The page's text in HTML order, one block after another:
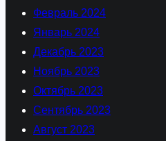
Февраль 2024
Январь 2024
Декабрь 2023
Ноябрь 2023
Октябрь 2023
Сентябрь 2023
Август 2023